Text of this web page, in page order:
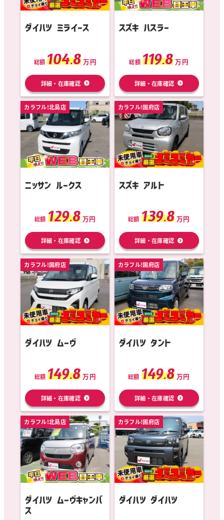
ダイハツ ミライース
総額 104.8 万円
詳細・在庫確認
スズキ ハスラー
総額 119.8 万円
詳細・在庫確認
カラフル!北島店
ニッサン ルークス
総額 129.8 万円
詳細・在庫確認
カラフル!国府店
スズキ アルト
総額 139.8 万円
詳細・在庫確認
カラフル!国府店
ダイハツ ムーヴ
総額 149.8 万円
詳細・在庫確認
カラフル!国府店
ダイハツ タント
総額 149.8 万円
詳細・在庫確認
カラフル!北島店
ダイハツ ムーヴキャンバ
ス
カラフル!国府店
ダイハツ ダイハツ